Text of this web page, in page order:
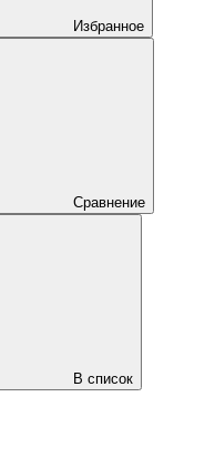
Избранное
Сравнение
В список